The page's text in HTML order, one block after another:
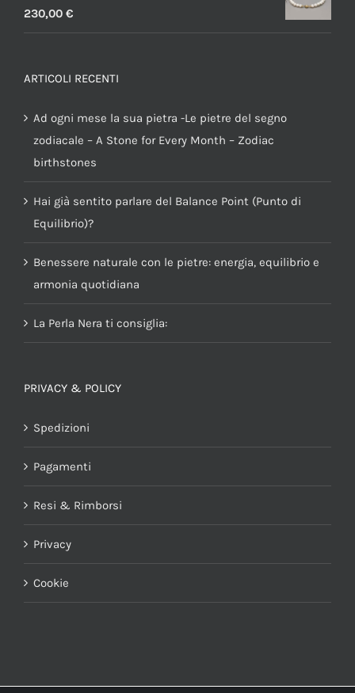
230,00 €
ARTICOLI RECENTI
Ad ogni mese la sua pietra -Le pietre del segno
zodiacale – A Stone for Every Month – Zodiac
birthstones
Hai già sentito parlare del Balance Point (Punto di
Equilibrio)?
Benessere naturale con le pietre: energia, equilibrio e
armonia quotidiana
La Perla Nera ti consiglia:
PRIVACY & POLICY
Spedizioni
Pagamenti
Resi & Rimborsi
Privacy
Cookie